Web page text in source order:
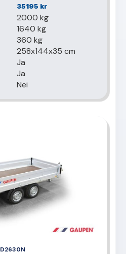
35195 kr
2000 kg
1640 kg
360 kg
258x144x35 cm
Ja
Ja
Nei
D2630N